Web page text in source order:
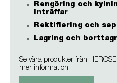
Rengöring och
inträffar
Rektifiering och
Lagring och
Se våra produkter från
mer information.